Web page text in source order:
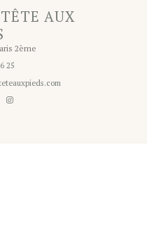
AUX
2ème
25
AUX PIEDS
2ème